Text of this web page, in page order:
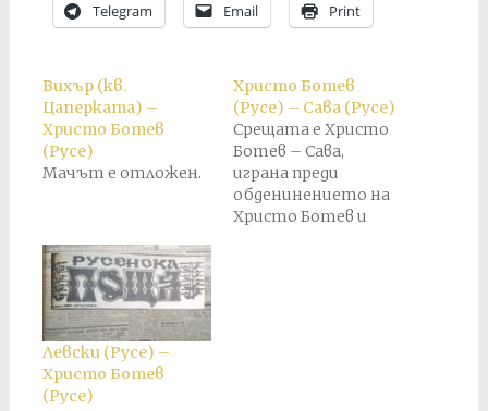
Telegram Email Print
Вихър (кв.
Цаперката) –
Христо Ботев
(Русе)
Мачът е отложен.
Христо Ботев
(Русе) – Сава (Русе)
Срещата е Христо
Ботев – Сава,
играна преди
обденинението на
Христо Ботев и
Левски (Русе) –
Христо Ботев
(Русе)